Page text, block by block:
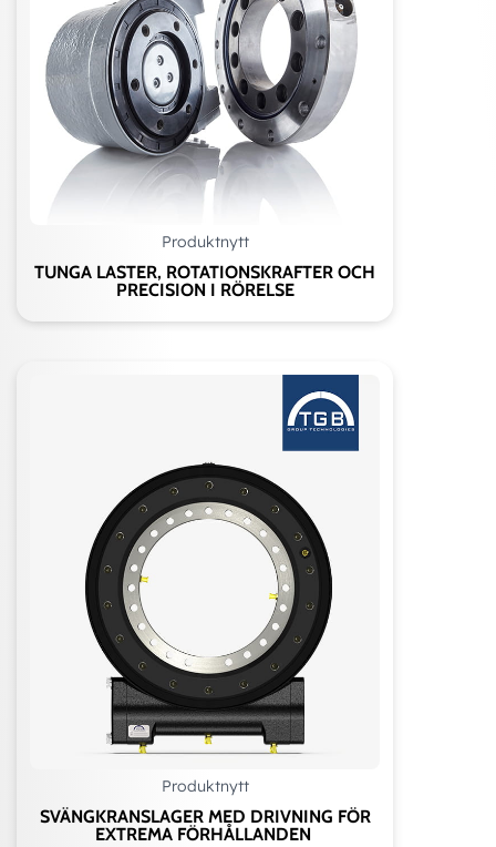
Produktnytt
TUNGA LASTER, ROTATIONSKRAFTER OCH
PRECISION I RÖRELSE
Produktnytt
SVÄNGKRANSLAGER MED DRIVNING FÖR
EXTREMA FÖRHÅLLANDEN